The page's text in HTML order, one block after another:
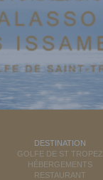
DESTINATION
GOLFE DE ST TROPEZ
HÉBERGEMENTS
RESTAURANT